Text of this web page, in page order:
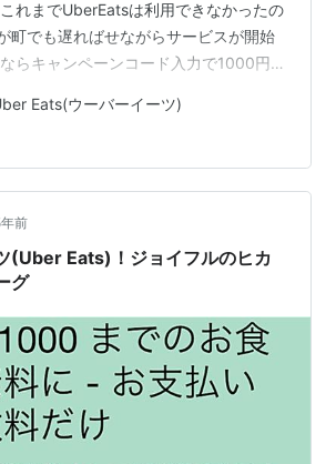
れまでUberEatsは利用できなかったの
町でも遅ればせながらサービスが開始
らキャンペーンコード入力で1000円
れませんので（ホント）、予行演習を
みます。 実は人生で出前サービスを利
は片手の指で足りるくらい。ピザくら
ーは割高だと思っているんですね。あ
出るのがあまり好きじゃないです。 ど
Eats(ウーバーイーツ)
前
(Uber Eats)！ジョイフルのヒカ
グ